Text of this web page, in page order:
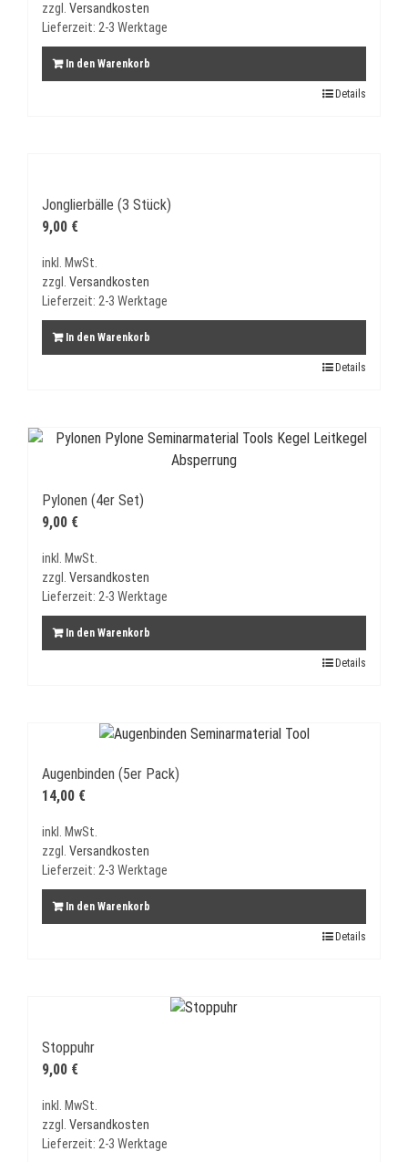
zzgl. Versandkosten
Lieferzeit: 2-3 Werktage
In den Warenkorb
Details
Jonglierbälle (3 Stück)
9,00 €
inkl. MwSt.
zzgl. Versandkosten
Lieferzeit: 2-3 Werktage
In den Warenkorb
Details
Pylonen (4er Set)
9,00 €
inkl. MwSt.
zzgl. Versandkosten
Lieferzeit: 2-3 Werktage
In den Warenkorb
Details
Augenbinden (5er Pack)
14,00 €
inkl. MwSt.
zzgl. Versandkosten
Lieferzeit: 2-3 Werktage
In den Warenkorb
Details
Stoppuhr
9,00 €
inkl. MwSt.
zzgl. Versandkosten
Lieferzeit: 2-3 Werktage